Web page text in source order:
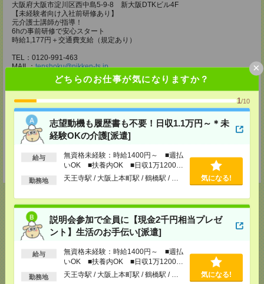
どちらのお仕事が気になりますか？
1/10
志望動機も履歴書も不要！日収1.1万円～＊未
経験OKの介護[派遣]
給与
無資格未経験：時給1400円～ ■週払
いOK ■扶養内OK ■日収1万1200円
以上
勤務地 天王寺駅 / 大阪上本町駅 / 鶴橋駅 / … 気になる!
説明会参加で全員に【現金2千円相当プレゼ
ント】生活のお手伝い[派遣]
給与
無資格未経験：時給1400円～ ■週払
いOK ■扶養内OK ■日収1万1200円
以上
勤務地 天王寺駅 / 大阪上本町駅 / 鶴橋駅 / … 気になる!
×
大阪府大阪市淀川区西中島5-9-8 新大阪DTKビル4F
【未経験者向け入社前研修あり】
元介護士講師が指導！
6hの事前研修で安心スタート
時給1,177円＋交通費支給（規定あり）
TEL：0120-991-463
MAIL：tenshoku@nikken-ts.jp
担当：採用担当
メディカルケア事業部 京都オフィス
京都府京都市下京区東塩小路町843番地2 日本生命京都ヤサカビル5F
TEL：0120-975-927
MAIL： tenshoku@nikken-ts.jp
担当：採用担当
★今ならご来社登録でQUOカード2000円分をプレゼント中★
応募ページへ
気になる！ 電話応募